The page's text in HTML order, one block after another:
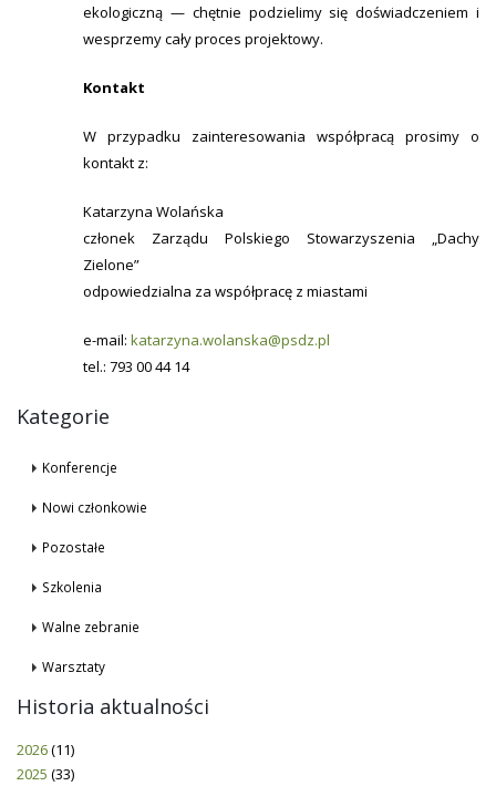
ekologiczną — chętnie podzielimy się doświadczeniem i
wesprzemy cały proces projektowy.
Kontakt
W przypadku zainteresowania współpracą prosimy o
kontakt z:
Katarzyna Wolańska
członek Zarządu Polskiego Stowarzyszenia „Dachy
Zielone”
odpowiedzialna za współpracę z miastami
e-mail: katarzyna.wolanska@psdz.pl
tel.: 793 00 44 14
Kategorie
Konferencje
Nowi członkowie
Pozostałe
Szkolenia
Walne zebranie
Warsztaty
Historia aktualności
2026(11)
2025 (33)